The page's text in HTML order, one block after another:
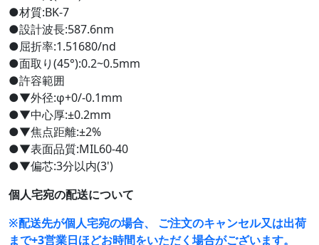
●材質:BK-7
●設計波長:587.6nm
●屈折率:1.51680/nd
●面取り(45°):0.2~0.5mm
●許容範囲
●▼外径:φ+0/-0.1mm
●▼中心厚:±0.2mm
●▼焦点距離:±2%
●▼表面品質:MIL60-40
●▼偏芯:3分以内(3')
個人宅宛の配送について
※配送先が個人宅宛の場合、 ご注文のキャンセル又は出荷
まで+3営業日ほどお時間をいただく場合がございます。